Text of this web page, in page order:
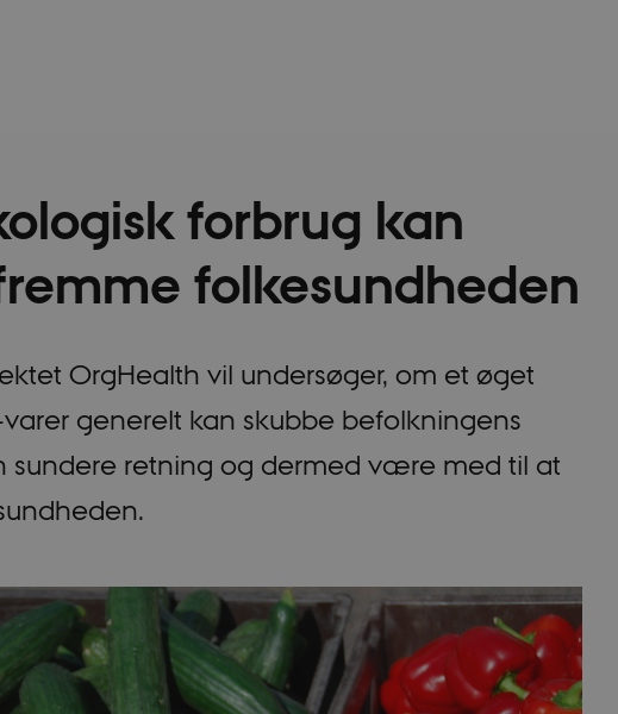
forbrug kan
folkesundheden
OrgHealth vil undersøger, om et øget
generelt kan skubbe befolkningens
sundere retning og dermed være med til at